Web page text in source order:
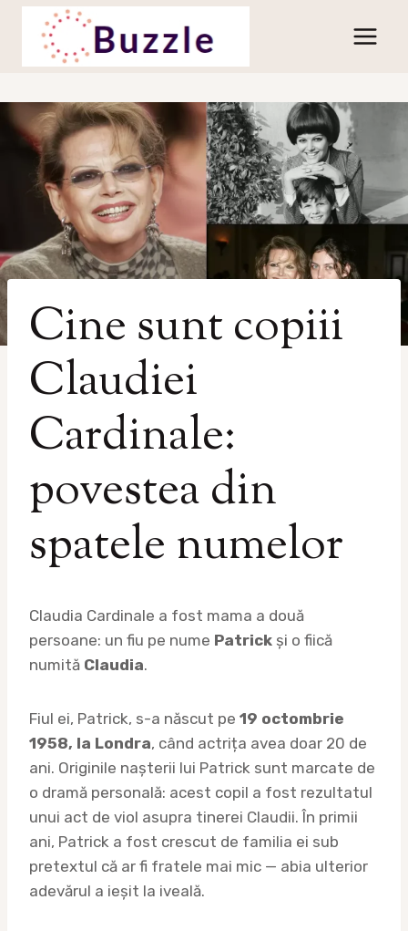
Skip
content
Cine sunt copiii
Claudiei
Cardinale:
povestea din
spatele numelor
Claudia Cardinale a fost mama a două
persoane: un fiu pe nume Patrick și o fiică
numită Claudia.
Fiul ei, Patrick, s-a născut pe 19 octombrie
1958, la Londra, când actrița avea doar 20 de
ani. Originile nașterii lui Patrick sunt marcate de
o dramă personală: acest copil a fost rezultatul
unui act de viol asupra tinerei Claudii. În primii
ani, Patrick a fost crescut de familia ei sub
pretextul că ar fi fratele mai mic — abia ulterior
adevărul a ieșit la iveală.